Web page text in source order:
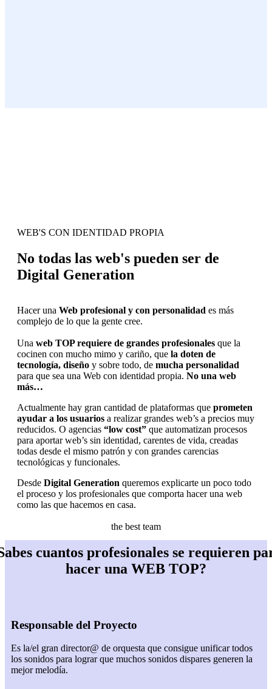
WEB'S CON IDENTIDAD PROPIA
No todas las web's pueden ser de
Digital Generation
Hacer una Web profesional y con personalidad es más
complejo de lo que la gente cree.
Una web TOP requiere de grandes profesionales que la
cocinen con mucho mimo y cariño, que la doten de
tecnología, diseño y sobre todo, de mucha personalidad
para que sea una Web con identidad propia. No una web
más…
Actualmente hay gran cantidad de plataformas que prometen
ayudar a los usuarios a realizar grandes web’s a precios muy
reducidos. O agencias “low cost” que automatizan procesos
para aportar web’s sin identidad, carentes de vida, creadas
todas desde el mismo patrón y con grandes carencias
tecnológicas y funcionales.
Desde Digital Generation queremos explicarte un poco todo
el proceso y los profesionales que comporta hacer una web
como las que hacemos en casa.
the best team
cuantos profesionales se requieren
hacer una WEB TOP?
Responsable del Proyecto
Es la/el gran director@ de orquesta que consigue unificar todos
los sonidos para lograr que muchos sonidos dispares generen la
mejor melodía.